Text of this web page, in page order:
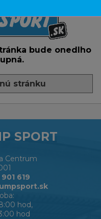
bude onedlho
stránku
SPORT
Centrum
619
hod,
hod